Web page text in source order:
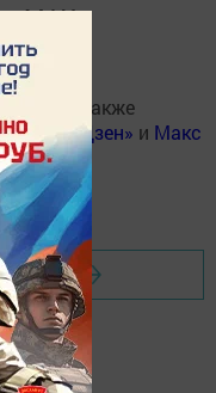
MАХ:
, а также
,«Дзен» и Макс